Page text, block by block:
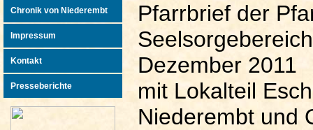
Pfarrbrief der
Dezember 2011
mit Lokalteil
Niederembt und
Chronik von Niederembt
Impressum
Kontakt
Presseberichte